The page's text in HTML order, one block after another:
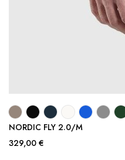
NORDIC FLY 2.0/M
329,00 €